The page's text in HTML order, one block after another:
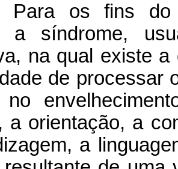
Para os fins do
a síndrome,
na qual existe
de processar
no
a orientação, a
a